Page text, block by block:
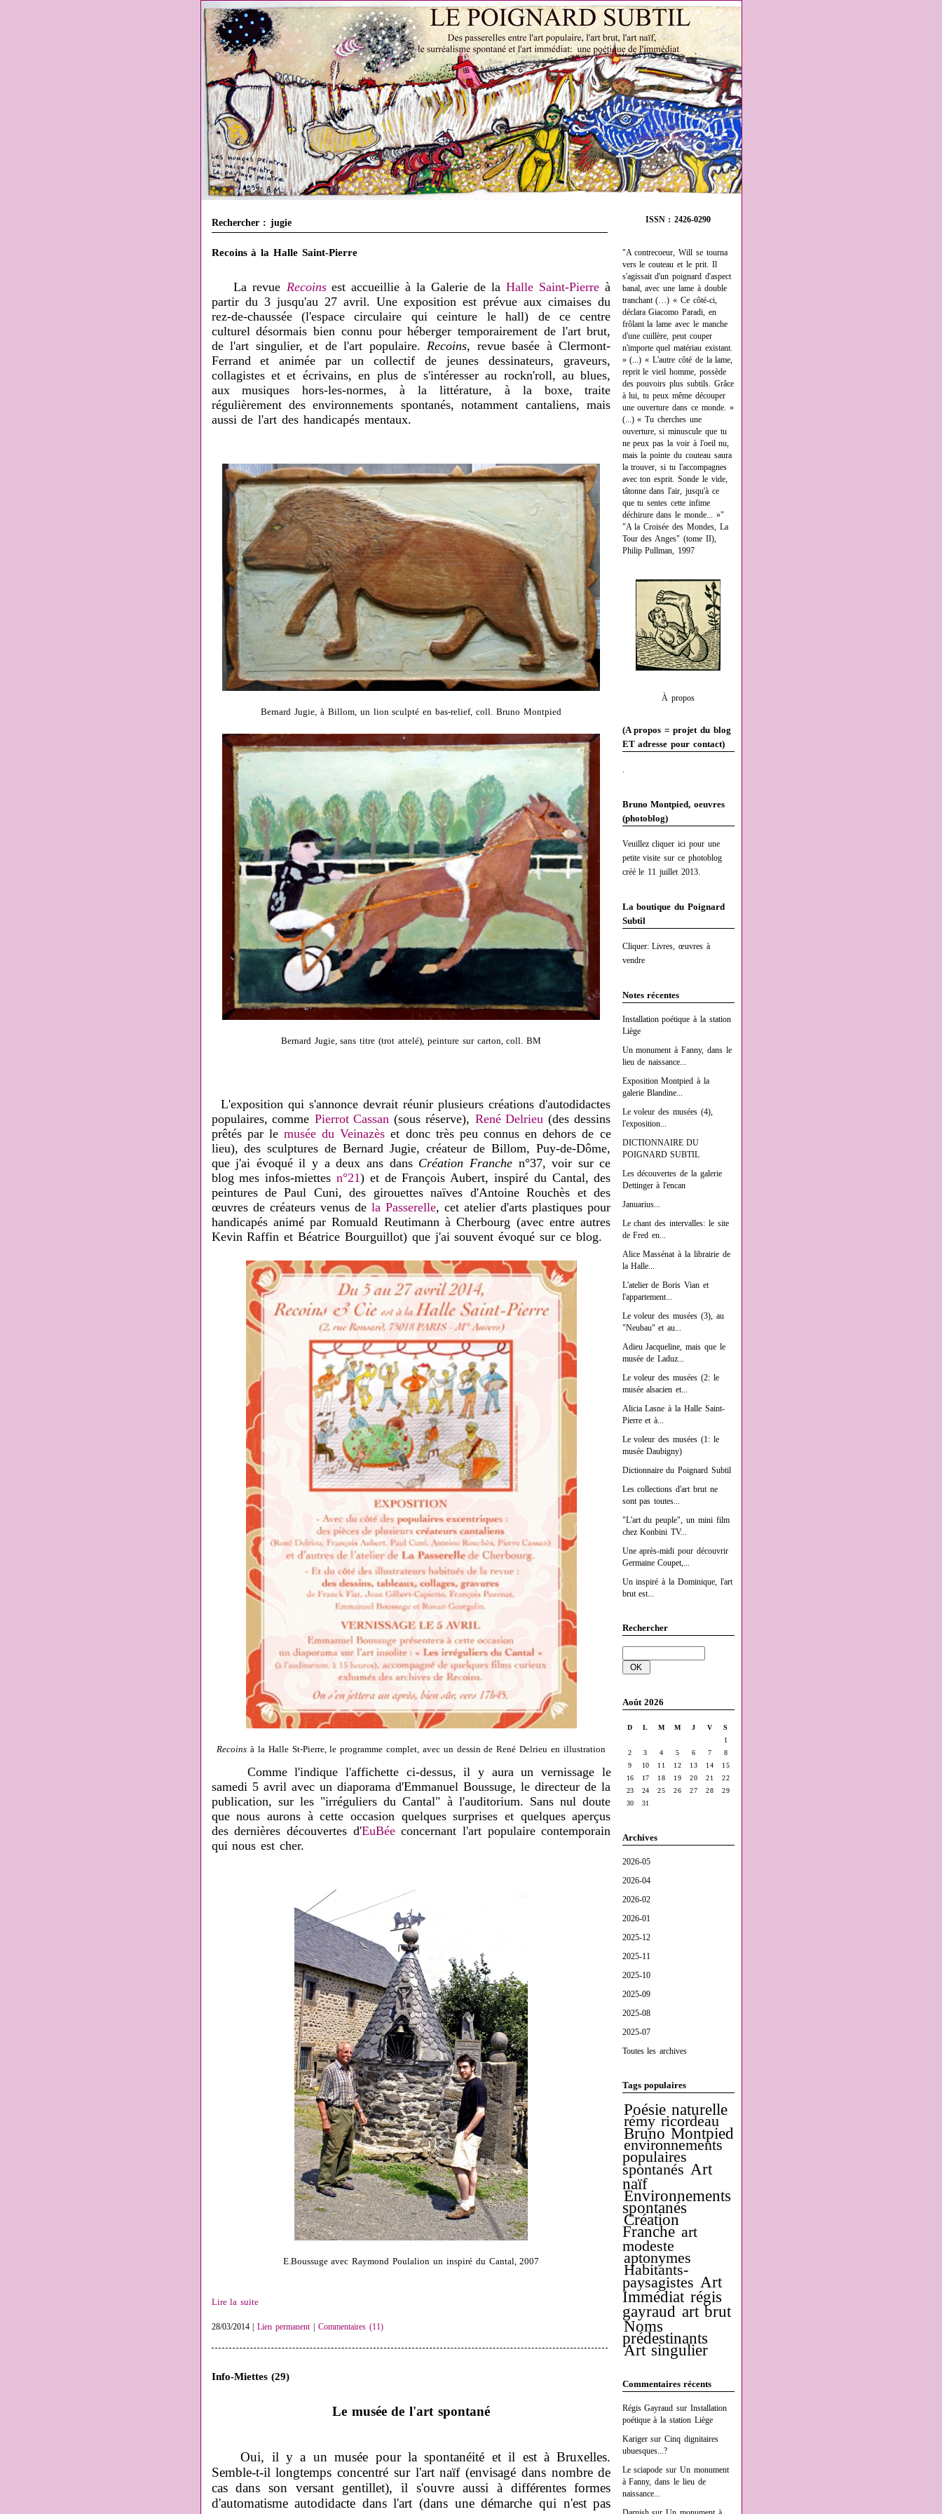
ISSN : 2426-0290
"A contrecoeur, Will se tourna
vers le couteau et le prit. Il
s'agissait d'un poignard d'aspect
banal, avec une lame à double
tranchant (…) « Ce côté-ci,
déclara Giacomo Paradi, en
frôlant la lame avec le manche
d'une cuillère, peut couper
n'importe quel matériau existant.
» (...) « L'autre côté de la lame,
reprit le vieil homme, possède
des pouvoirs plus subtils. Grâce
à lui, tu peux même découper
une ouverture dans ce monde. »
(...) « Tu cherches une
ouverture, si minuscule que tu
ne peux pas la voir à l'oeil nu,
mais la pointe du couteau saura
la trouver, si tu l'accompagnes
avec ton esprit. Sonde le vide,
tâtonne dans l'air, jusqu'à ce
que tu sentes cette infime
déchirure dans le monde... »"
"A la Croisée des Mondes, La
Tour des Anges" (tome II),
Philip Pullman, 1997
À propos
(A propos = projet du blog
ET adresse pour contact)
.
Bruno Montpied, oeuvres
(photoblog)
Veuillez cliquer ici pour une
petite visite sur ce photoblog
créé le 11 juillet 2013.
La boutique du Poignard
Subtil
Cliquer: Livres, œuvres à
vendre
Notes récentes
Installation poétique à la station
Liège
Un monument à Fanny, dans le
lieu de naissance...
Exposition Montpied à la
galerie Blandine...
Le voleur des musées (4),
l'exposition...
DICTIONNAIRE DU
POIGNARD SUBTIL
Les découvertes de la galerie
Dettinger à l'encan
Januarius...
Le chant des intervalles: le site
de Fred en...
Alice Massénat à la librairie de
la Halle...
L'atelier de Boris Vian et
l'appartement...
Le voleur des musées (3), au
"Neubau" et au...
Adieu Jacqueline, mais que le
musée de Laduz...
Le voleur des musées (2: le
musée alsacien et...
Alicia Lasne à la Halle Saint-
Pierre et à...
Le voleur des musées (1: le
musée Daubigny)
Dictionnaire du Poignard Subtil
Les collections d'art brut ne
sont pas toutes...
"L'art du peuple", un mini film
chez Konbini TV...
Une après-midi pour découvrir
Germaine Coupet,...
Un inspiré à la Dominique, l'art
brut est...
Rechercher
Août 2026
D L M M J V
S
1
2
3 4 5 6 7
8
9
10 11 12 13 14
15
16
17 18 19 20 21
22
23
24 25 26 27 28
29
30
31
Archives
2026-05
2026-04
2026-02
2026-01
2025-12
2025-11
2025-10
2025-09
2025-08
2025-07
Toutes les archives
Tags populaires
Poésie naturelle
rémy ricordeau
Bruno Montpied
environnements
populaires
spontanés Art
naïf
Environnements
spontanés
Création
Franche art
modeste
aptonymes
Habitants-
paysagistes Art
Immédiat régis
gayraud art brut
Noms
prédestinants
Art singulier
Commentaires récents
Régis Gayraud surInstallation
poétique à la station Liège
KarigersurCinq dignitaires
ubuesques...?
Le sciapode surUn monument
à Fanny, dans le lieu de
naissance...
Rechercher : jugie
Recoins à la Halle Saint-Pierre
La revue Recoinsest accueillie à la Galerie de laHalle Saint-Pierre à
partir du 3 jusqu'au 27 avril. Une exposition est prévue aux cimaises du
rez-de-chaussée (l'espace circulaire qui ceinture le hall) de ce centre
culturel désormais bien connu pour héberger temporairement de l'art brut,
de l'art singulier, et de l'art populaire.Recoins, revue basée à Clermont-
Ferrand et animée par un collectif de jeunes dessinateurs, graveurs,
collagistes et et écrivains, en plus de s'intéresser au rockn'roll, au blues,
aux musiques hors-les-normes, à la littérature, à la boxe, traite
régulièrement des environnements spontanés, notamment cantaliens, mais
aussi de l'art des handicapés mentaux.
Bernard Jugie, à Billom, un lion sculpté en bas-relief, coll. Bruno Montpied
Bernard Jugie, sans titre (trot attelé), peinture sur carton, coll. BM
L'exposition qui s'annonce devrait réunir plusieurs créations d'autodidactes
populaires, comme Pierrot Cassan (sous réserve), René Delrieu (des dessins
prêtés par le musée du Veinazès et donc très peu connus en dehors de ce
lieu), des sculptures de Bernard Jugie, créateur de Billom, Puy-de-Dôme,
que j'ai évoquéil y a deux ans dans Création Franchen°37, voir sur ce
blog mes infos-miettes n°21) et de François Aubert, inspiré du Cantal, des
peintures de Paul Cuni, des girouettes naïves d'Antoine Rouchès et des
œuvres de créateurs venus de la Passerelle, cet atelier d'arts plastiques pour
handicapés animé par Romuald Reutimann à Cherbourg (avec entre autres
Kevin Raffin et Béatrice Bourguillot) que j'ai souvent évoqué sur ce blog.
Recoins à la Halle St-Pierre, le programme complet, avec un dessin de René Delrieu en illustration
Comme l'indique l'affichette ci-dessus, il y aura un vernissage le
samedi 5 avril avec un diaporama d'Emmanuel Boussuge, le directeur de la
publication, sur les "irréguliers du Cantal" à l'auditorium. Sans nul doute
que nous aurons à cette occasion quelques surprises et quelques aperçus
des dernières découvertes d'EuBéeconcernant l'art populaire contemporain
qui nous est cher.
E.Boussuge avec Raymond Poulalion un inspiré du Cantal, 2007
Lire la suite
28/03/2014 |Lien permanent| Commentaires (11)
Info-Miettes (29)
Le musée de l'art spontané
Oui, il y a un musée pour la spontanéité et il est à Bruxelles.
Semble-t-il longtemps concentré sur l'art naïf (envisagé dans nombre de
cas dans son versant gentillet), il s'ouvre aussi à différentes formes
d'automatisme autodidacte dans l'art (dans une démarche qui n'est pas